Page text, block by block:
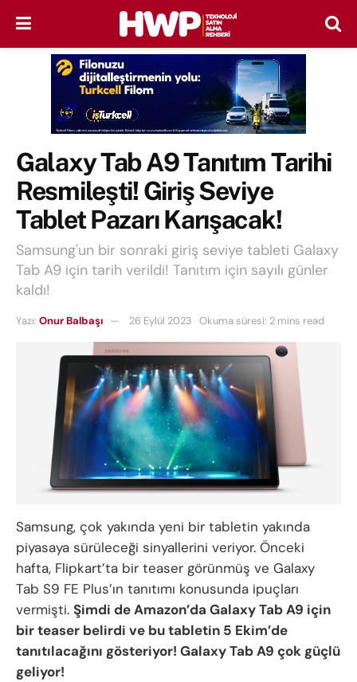
Galaxy Tab A9 Tanıtım Tarihi
Resmileşti! Giriş Seviye
Tablet Pazarı Karışacak!
Samsung'un bir sonraki giriş seviye tableti Galaxy
Tab A9 için tarih verildi! Tanıtım için sayılı günler
kaldı!
Yazı: Onur Balbaşı 26 Eylül 2023 Okuma süresi: 2 mins read
Samsung, çok yakında yeni bir tabletin yakında
piyasaya sürüleceği sinyallerini veriyor. Önceki
hafta, Flipkart’ta bir teaser görünmüş ve Galaxy
Tab S9 FE Plus’ın tanıtımı konusunda ipuçları
vermişti. Şimdi de Amazon’da Galaxy Tab A9 için
bir teaser belirdi ve bu tabletin 5 Ekim’de
tanıtılacağını gösteriyor! Galaxy Tab A9 çok güçlü
geliyor!